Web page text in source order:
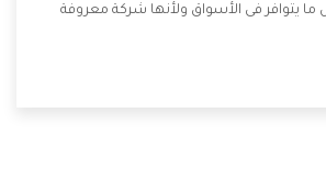
يتوافر فى الأسواق ولأنها شركة معروفة
والخصومات التى تسهل على المستهلك